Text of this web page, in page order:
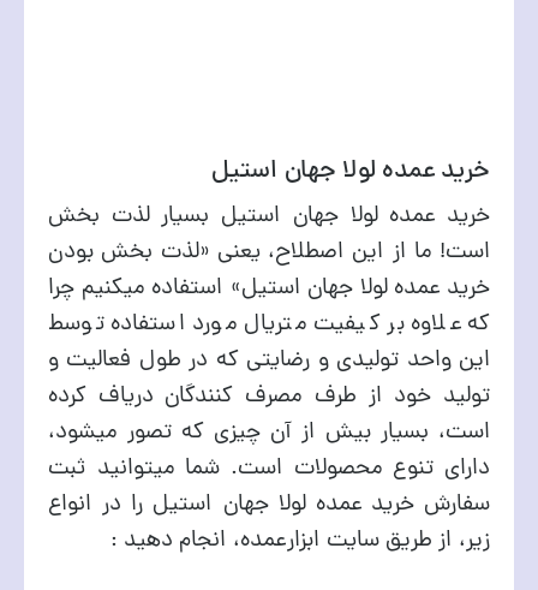
خرید عمده لولا جهان استیل
خرید عمده لولا جهان استیل بسیار لذت بخش
است! ما از این اصطلاح، یعنی «لذت بخش بودن
خرید عمده لولا جهان استیل» استفاده میکنیم چرا
که علاوه بر کیفیت متریال مورد استفاده توسط
این واحد تولیدی و رضایتی که در طول فعالیت و
تولید خود از طرف مصرف کنندگان دریاف کرده
است، بسیار بیش از آن چیزی که تصور میشود،
دارای تنوع محصولات است. شما میتوانید ثبت
سفارش خرید عمده لولا جهان استیل را در انواع
زیر، از طریق سایت ابزارعمده، انجام دهید :